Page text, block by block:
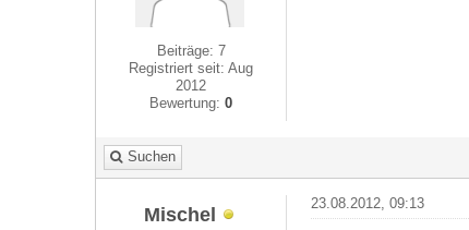
Beiträge: 7
Registriert seit: Aug
2012
Bewertung:0
Suchen
Mischel 23.08.2012, 09:13